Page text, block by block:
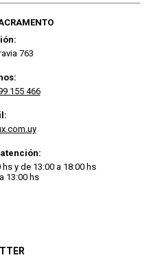
763
155 466
y de 13:00 a 18:00 hs
13:00 hs